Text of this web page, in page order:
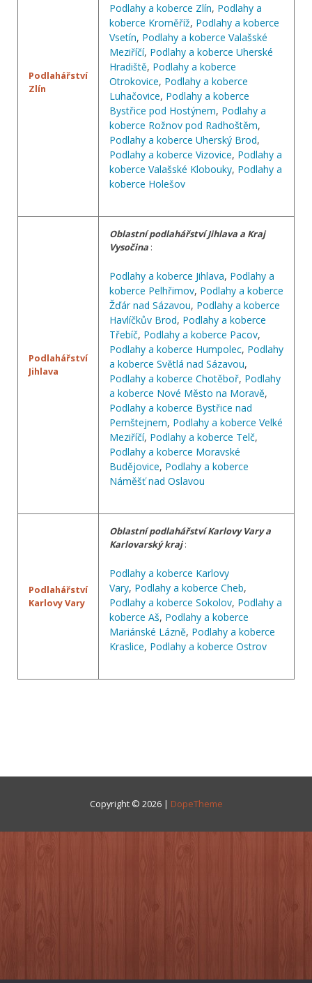
Podlahářství
Zlín
Podlahy a koberce Zlín, Podlahy a
koberce Kroměříž, Podlahy a koberce
Vsetín, Podlahy a koberce Valašské
Meziříčí, Podlahy a koberce Uherské
Hradiště, Podlahy a koberce
Otrokovice, Podlahy a koberce
Luhačovice, Podlahy a koberce
Bystřice pod Hostýnem, Podlahy a
koberce Rožnov pod Radhoštěm,
Podlahy a koberce Uherský Brod,
Podlahy a koberce Vizovice, Podlahy a
koberce Valašské Klobouky, Podlahy a
koberce Holešov
Podlahářství
Jihlava
Oblastní podlahářství Jihlava a Kraj
Vysočina :
Podlahy a koberce Jihlava, Podlahy a
koberce Pelhřimov, Podlahy a koberce
Žďár nad Sázavou, Podlahy a koberce
Havlíčkův Brod, Podlahy a koberce
Třebíč, Podlahy a koberce Pacov,
Podlahy a koberce Humpolec, Podlahy
a koberce Světlá nad Sázavou,
Podlahy a koberce Chotěboř, Podlahy
a koberce Nové Město na Moravě,
Podlahy a koberce Bystřice nad
Pernštejnem, Podlahy a koberce Velké
Meziříčí, Podlahy a koberce Telč,
Podlahy a koberce Moravské
Budějovice, Podlahy a koberce
Náměšť nad Oslavou
Podlahářství
Karlovy Vary
Oblastní podlahářství Karlovy Vary a
Karlovarský kraj :
Podlahy a koberce Karlovy
Vary, Podlahy a koberce Cheb,
Podlahy a koberce Sokolov, Podlahy a
koberce Aš, Podlahy a koberce
Mariánské Lázně, Podlahy a koberce
Kraslice, Podlahy a koberce Ostrov
Copyright © 2026 | DopeTheme